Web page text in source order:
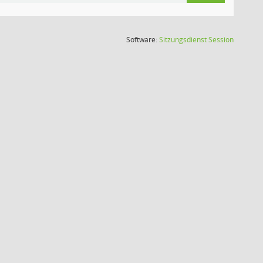
Software:SitzungsdienstSession(Wird in